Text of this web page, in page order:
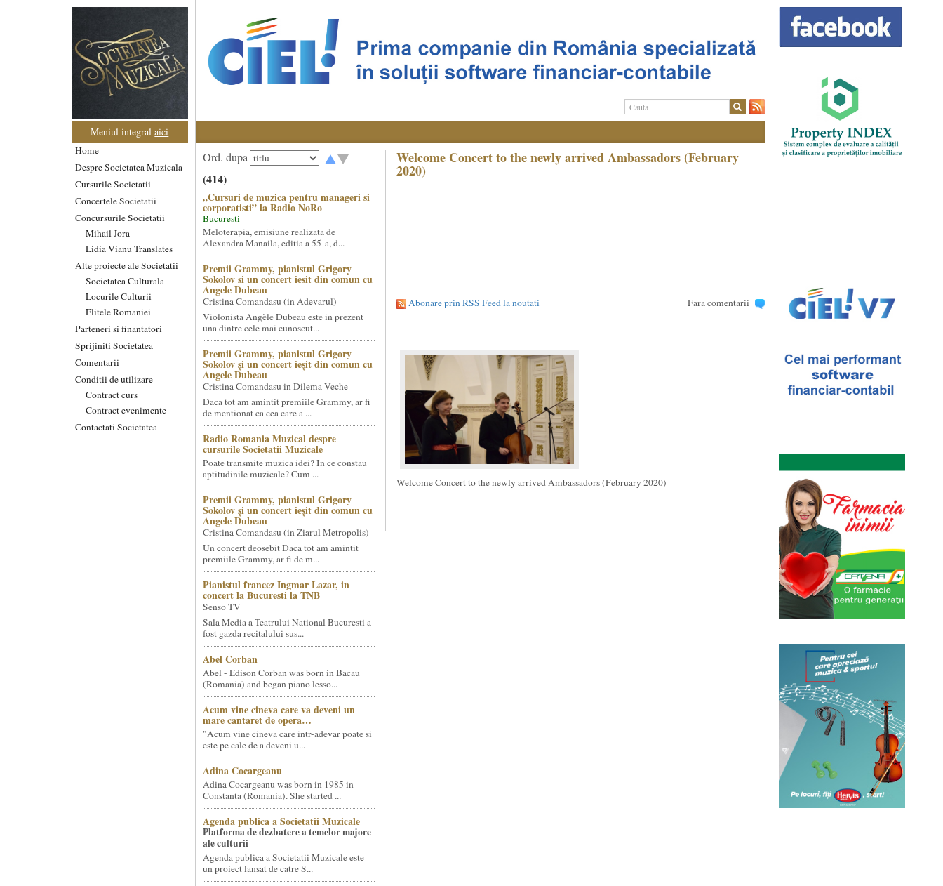
Meniul integralaici
Home
Despre Societatea Muzicala
Cursurile Societatii
Concertele Societatii
Concursurile Societatii
Mihail Jora
Lidia Vianu Translates
Alte proiecte ale Societatii
Societatea Culturala
Locurile Culturii
Elitele Romaniei
Parteneri si finantatori
Sprijiniti Societatea
Comentarii
Conditii de utilizare
Contract curs
Contract evenimente
Contactati Societatea
Ord. dupa
(414)
„Cursuri de muzica pentru manageri si
corporatisti” la Radio NoRo
Bucuresti
Meloterapia, emisiune realizata de
Alexandra Manaila, editia a 55-a, d...
Premii Grammy, pianistul Grigory
Sokolov si un concert iesit din comun cu
Angele Dubeau
Cristina Comandasu (in Adevarul)
Violonista Angèle Dubeau este in prezent
una dintre cele mai cunoscut...
Premii Grammy, pianistul Grigory
Sokolov și un concert ieșit din comun cu
Angele Dubeau
Cristina Comandasu in Dilema Veche
Daca tot am amintit premiile Grammy, ar fi
de mentionat ca cea care a ...
Radio Romania Muzical despre
cursurile Societatii Muzicale
Poate transmite muzica idei? In ce constau
aptitudinile muzicale? Cum ...
Premii Grammy, pianistul Grigory
Sokolov și un concert ieșit din comun cu
Angele Dubeau
Cristina Comandasu (in Ziarul Metropolis)
Un concert deosebit Daca tot am amintit
premiile Grammy, ar fi de m...
Pianistul francez Ingmar Lazar, in
concert la Bucuresti la TNB
Senso TV
Sala Media a Teatrului National Bucuresti a
fost gazda recitalului sus...
Abel Corban
Abel - Edison Corban was born in Bacau
(Romania) and began piano lesso...
Acum vine cineva care va deveni un
mare cantaret de opera…
"Acum vine cineva care intr-adevar poate si
este pe cale de a deveni u...
Adina Cocargeanu
Adina Cocargeanu was born in 1985 in
Constanta (Romania). She started ...
Agenda publica a Societatii Muzicale
Platforma de dezbatere a temelor majore
ale culturii
Agenda publica a Societatii Muzicale este
un proiect lansat de catre S...
Welcome Concert to the newly arrived Ambassadors (February
2020)
Abonare prin RSS Feed la noutati Fara comentarii
Welcome Concert to the newly arrived Ambassadors (February 2020)